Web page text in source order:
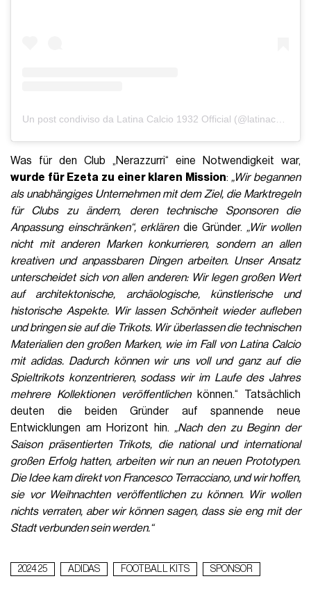
Was für den Club „Nerazzurri“ eine Notwendigkeit war,
wurde für Ezeta zu einer klaren Mission: „Wir begannen
als unabhängiges Unternehmen mit dem Ziel, die Marktregeln
für Clubs zu ändern, deren technische Sponsoren die
Anpassung einschränken“, erklärendie Gründer. „Wir wollen
nicht mit anderen Marken konkurrieren, sondern an allen
kreativen und anpassbaren Dingen arbeiten. Unser Ansatz
unterscheidet sich von allen anderen: Wir legen großen Wert
auf architektonische, archäologische, künstlerische und
historische Aspekte. Wir lassen Schönheit wieder aufleben
und bringen sie auf die Trikots. Wir überlassen die technischen
Materialien den großen Marken, wie im Fall von Latina Calcio
mit adidas. Dadurch können wir uns voll und ganz auf die
Spieltrikots konzentrieren, sodass wir im Laufe des Jahres
mehrere Kollektionen veröffentlichenkönnen.“ Tatsächlich
deuten die beiden Gründer auf spannende neue
Entwicklungen am Horizont hin. „Nach den zu Beginn der
Saison präsentierten Trikots, die national und international
großen Erfolg hatten, arbeiten wir nun an neuen Prototypen.
Die Idee kam direkt von Francesco Terracciano, und wir hoffen,
sie vor Weihnachten veröffentlichen zu können. Wir wollen
nichts verraten, aber wir können sagen, dass sie eng mit der
Stadt verbunden sein werden.“
2024 25 ADIDAS FOOTBALL KITS SPONSOR